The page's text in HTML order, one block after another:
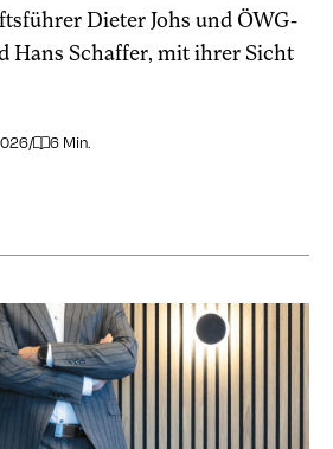
Dieter Johs und ÖWG-
Hans Schaffer, mit ihrer Sicht
/ 6 Min.